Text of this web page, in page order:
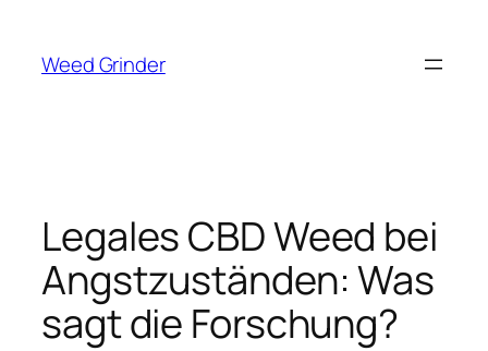
springen
Weed Grinder
Legales CBD Weed bei
Angstzuständen: Was
sagt die Forschung?